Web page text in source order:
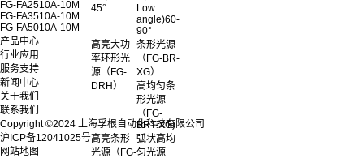
45°
Low
angle)60-
90°
高亮大功
率环形光
源（FG-
DRH）
条形光源
（FG-BR-
XG）
高均匀条
形光源
（FG-
BRT-XG)
高亮条形
光源（FG-
弧状高均
匀光源
FG-FA2510A-10M
FG-FA3510A-10M
FG-FA5010A-10M
产品中心
行业应用
服务支持
新闻中心
关于我们
联系我们
Copyright ©2024 上海孚根自动化科技有限公司
沪ICP备12041025号
网站地图